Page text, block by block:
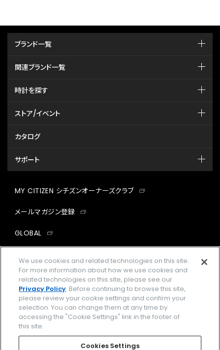
ブランド一覧
関連ブランド一覧
時計を探す
ストア/イベント
カタログ
サポート
MY CITIZEN シチズンオーナーズクラブ
メールマガジン登録
GLOBAL
facebookinstagramtwitter
企業情報 ご利用規約
プライバシーポリシー Cookies Settings
We use cookies and related technologies on this site.
For more information about how we use cookies and
related technologies on this site, please see our
Privacy Policy. Before continuing to browse this site,
please review your cookie settings and confirm your
selection. You can change them at any time by
accessing the "Cookie Settings" link in the footer of
this site.
Cookies Settings